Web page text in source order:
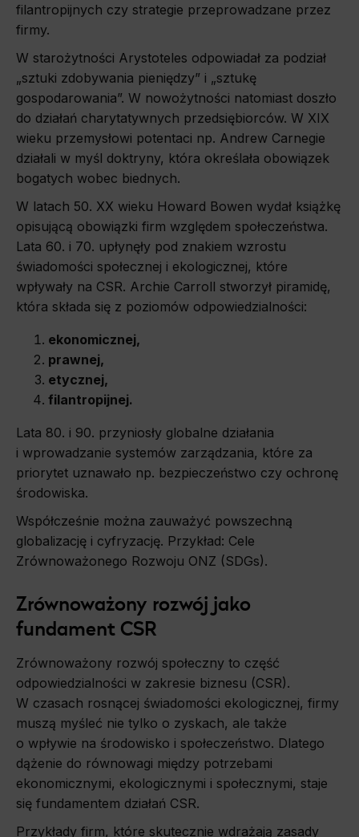
filantropijnych czy strategie przeprowadzane przez
firmy.
W starożytności Arystoteles odpowiadał za podział
„sztuki zdobywania pieniędzy” i „sztukę
gospodarowania”. W nowożytności natomiast doszło
do działań charytatywnych przedsiębiorców. W XIX
wieku przemysłowi potentaci np. Andrew Carnegie
działali w myśl doktryny, która określała obowiązek
bogatych wobec biednych.
W latach 50. XX wieku Howard Bowen wydał książkę
opisującą obowiązki firm względem społeczeństwa.
Lata 60. i 70. upłynęły pod znakiem wzrostu
świadomości społecznej i ekologicznej, które
wpływały na CSR. Archie Carroll stworzył piramidę,
która składa się z poziomów odpowiedzialności:
ekonomicznej,
prawnej,
etycznej,
filantropijnej.
Lata 80. i 90. przyniosły globalne działania
i wprowadzanie systemów zarządzania, które za
priorytet uznawało np. bezpieczeństwo czy ochronę
środowiska.
Współcześnie można zauważyć powszechną
globalizację i cyfryzację. Przykład: Cele
Zrównoważonego Rozwoju ONZ (SDGs).
Zrównoważony rozwój jako
fundament CSR
Zrównoważony rozwój społeczny to część
odpowiedzialności w zakresie biznesu (CSR).
W czasach rosnącej świadomości ekologicznej, firmy
muszą myśleć nie tylko o zyskach, ale także
o wpływie na środowisko i społeczeństwo. Dlatego
dążenie do równowagi między potrzebami
ekonomicznymi, ekologicznymi i społecznymi, staje
się fundamentem działań CSR.
Przykłady firm, które skutecznie wdrażają zasady